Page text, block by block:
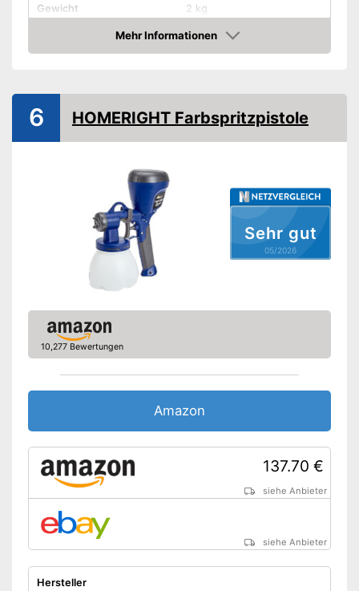
Gewicht
2 kg
Produkteigenschaften
- Akku
- Druckluft
- Strom
Amazon Lieferzeit
siehe Anbieter
Mehr Informationen
Amazon
Sehr gut
05/2026
6 HOMERIGHT Farbspritzpistole
10,277 Bewertungen
Amazon
137.70 €
siehe Anbieter
siehe Anbieter
Hersteller